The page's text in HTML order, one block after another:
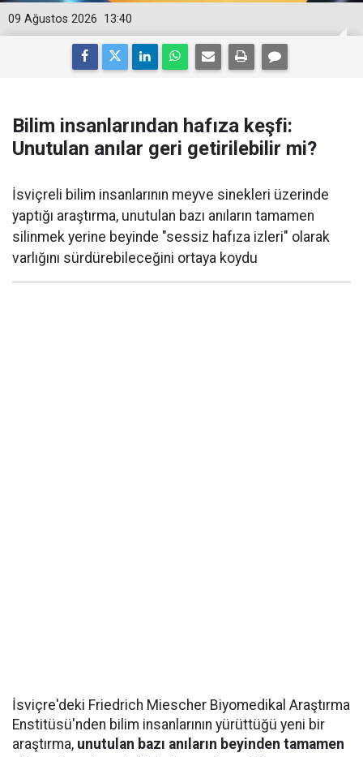
13:40
09 Ağustos 2026
Bilim insanlarından hafıza keşfi:
Unutulan anılar geri getirilebilir mi?
İsviçreli bilim insanlarının meyve sinekleri üzerinde
yaptığı araştırma, unutulan bazı anıların tamamen
silinmek yerine beyinde "sessiz hafıza izleri" olarak
varlığını sürdürebileceğini ortaya koydu
İsviçre'deki Friedrich Miescher Biyomedikal Araştırma
Enstitüsü'nden bilim insanlarının yürüttüğü yeni bir
araştırma, unutulan bazı anıların beyinden tamamen